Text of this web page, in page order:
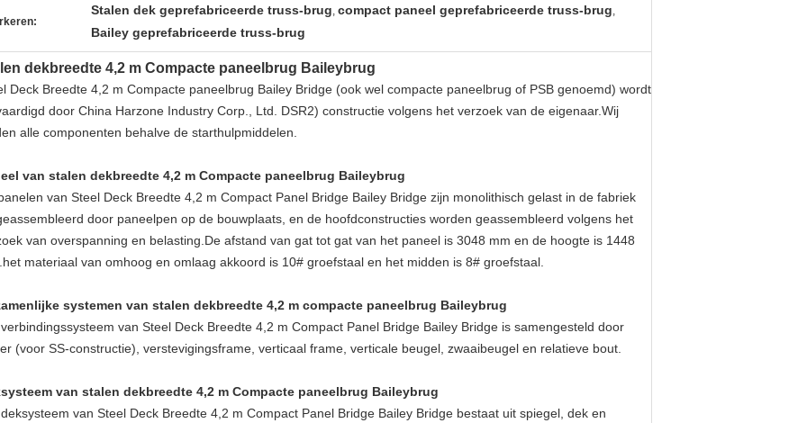
Stalen dek geprefabriceerde truss-brug, compact paneel geprefabriceerde truss-brug,
Bailey geprefabriceerde truss-brug
dekbreedte 4,2 m Compacte paneelbrug Baileybrug
Deck Breedte 4,2 m Compacte paneelbrug Bailey Bridge (ook wel compacte paneelbrug of PSB genoemd) wordt
door China Harzone Industry Corp., Ltd. DSR2) constructie volgens het verzoek van de eigenaar.Wij
alle componenten behalve de starthulpmiddelen.
van stalen dekbreedte 4,2 m Compacte paneelbrug Baileybrug
van Steel Deck Breedte 4,2 m Compact Panel Bridge Bailey Bridge zijn monolithisch gelast in de fabriek
door paneelpen op de bouwplaats, en de hoofdconstructies worden geassembleerd volgens het
van overspanning en belasting.De afstand van gat tot gat van het paneel is 3048 mm en de hoogte is 1448
materiaal van omhoog en omlaag akkoord is 10# groefstaal en het midden is 8# groefstaal.
systemen van stalen dekbreedte 4,2 m compacte paneelbrug Baileybrug
van Steel Deck Breedte 4,2 m Compact Panel Bridge Bailey Bridge is samengesteld door
(voor SS-constructie), verstevigingsframe, verticaal frame, verticale beugel, zwaaibeugel en relatieve bout.
van stalen dekbreedte 4,2 m Compacte paneelbrug Baileybrug
van Steel Deck Breedte 4,2 m Compact Panel Bridge Bailey Bridge bestaat uit spiegel, dek en